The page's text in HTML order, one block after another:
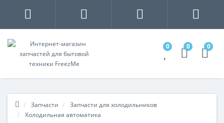
0 0 0
Запчасти
Запчасти для холодильников
Холодильная автоматика